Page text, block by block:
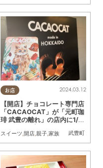
半田市,常滑市
お店
武豊町
2024.03.12
【開店】チョコレート専門店
「CACAOCAT」が「元町珈
琲 武豊の離れ」の店内に1/2
スイーツ,開店,親子,家族